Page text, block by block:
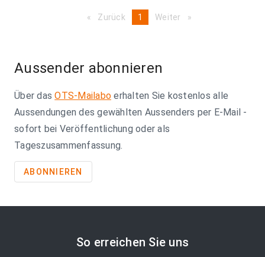
Zurück pageYou're
1 Weiter page
Aussender abonnieren
Über dasOTS-Mailabo erhalten Sie kostenlos alle
Aussendungen des gewählten Aussenders per E-Mail -
sofort bei Veröffentlichung oder als
Tageszusammenfassung.
ABONNIEREN
So erreichen Sie uns